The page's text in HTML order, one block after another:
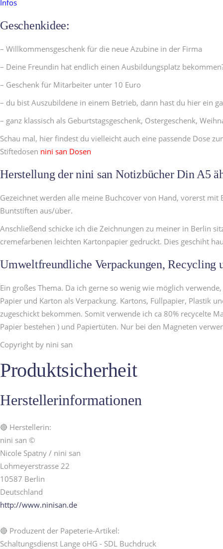
Infos
Geschenkidee:
– Willkommensgeschenk für die neue Azubine in der Firma
– Deine Freundin hat endlich einen Ausbildungsplatz
– Geschenk für Mitarbeiter unter 10 Euro
– du bist Auszubildene in einem Betrieb, dann hast du hier ein
– ganz klassisch als Geburtstagsgeschenk, Ostergeschenk,
Schau mal, hier findest du vielleicht auch eine passende Dose
Stiftedosen nini san Dosen
Herstellung der nini san Notizbücher Din A5
Gezeichnet werden alle meine Buchcover von Hand, vorerst
Buntstiften aus/über.
Anschließend schicke ich die Zeichnungen zu meiner in Berlin
cremefarbenen leichten Kartonpapier gedruckt. Dies geschiht
Umweltfreundliche Verpackungen, Recycling
Ein großes Thema. Da ich gerne so wenig wie möglich
Papier und Karton als Verpackung. Kartons, Füllpapier, Plastik
zugeschickt bekommen. Somit verwende ich ca 80% recycelte
Papier bestehen ) und Papiertüten. Nur bei den Magneten
Copyright by nini san
Produktsicherheit
Herstellerinformationen
🔴 Herstellerin:
nini san ©
Nicole Spatny / nini san
Lohmeyerstrasse 22
10587 Berlin
Deutschland
http://www.ninisan.de
🔴 Produzent der Papeterie-Artikel:
Schaltungsdienst Lange oHG - SDL Buchdruck